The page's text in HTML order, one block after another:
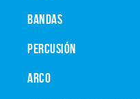
BANDAS
PERCUSIÓN
ARCO